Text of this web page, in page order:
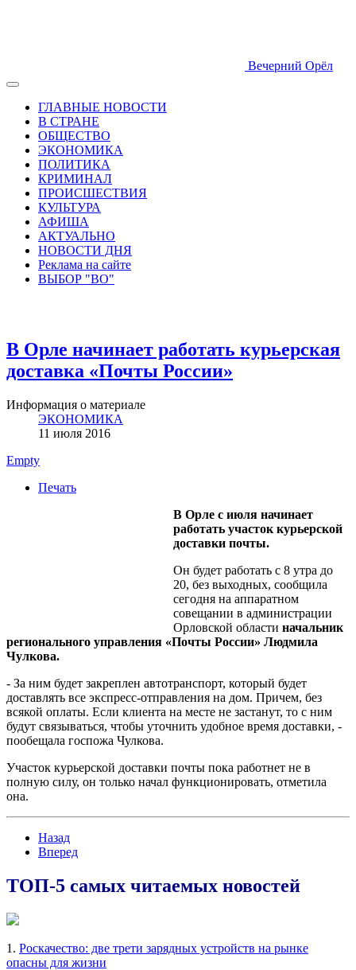
Вечерний Орёл
ГЛАВНЫЕ НОВОСТИ
В СТРАНЕ
ОБЩЕСТВО
ЭКОНОМИКА
ПОЛИТИКА
КРИМИНАЛ
ПРОИСШЕСТВИЯ
КУЛЬТУРА
АФИША
АКТУАЛЬНО
НОВОСТИ ДНЯ
Реклама на сайте
ВЫБОР "ВО"
В Орле начинает работать курьерская
доставка «Почты России»
Информация о материале
ЭКОНОМИКА
11 июля 2016
Empty
Печать
В Орле с июля начинает
работать участок курьерской
доставки почты.
Он будет работать с 8 утра до
20, без выходных, сообщила
сегодня на аппаратном
совещании в администрации
Орловской области начальник
регионального управления «Почты России» Людмила
Чулкова.
- За ним будет закреплен автотранспорт, который будет
доставлять все экспресс-отправления на дом. Причем, без
всякой оплаты. Если клиента на месте не застанут, то с ним
будут связываться, чтобы уточнить удобное время доставки, -
пообещала госпожа Чулкова.
Участок курьерской доставки почты пока работнет не в
полную силу, он только начал функционировать, отметила
она.
Назад
Вперед
ТОП-5 самых читаемых новостей
1. Роскачество: две трети зарядных устройств на рынке
опасны для жизни